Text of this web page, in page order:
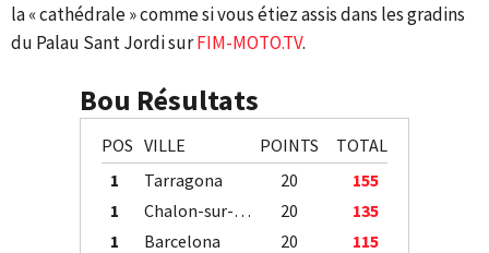
la « cathédrale » comme si vous étiez assis dans les gradins
du Palau Sant Jordi surFIM-MOTO.TV.
Bou Résultats
POS VILLE POINTS
TOTAL
1
Tarragona 20
155
1
Chalon-sur-Saône 20
135
1
Barcelona 20
115